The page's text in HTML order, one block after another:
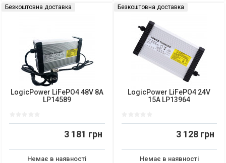
Безкоштовна доставка
LogicPower LiFePO4 48V 8A
LP14589
3 181 грн
Немає в наявності
Безкоштовна доставка
LogicPower LiFePO4 24V
15A LP13964
3 128 грн
Немає в наявності